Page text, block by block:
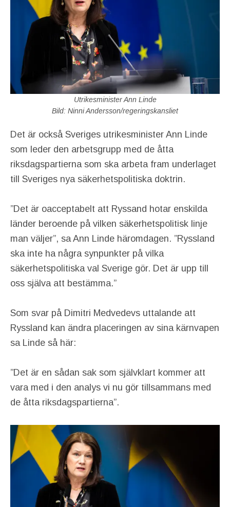
Utrikesminister Ann Linde
Bild: Ninni Andersson/regeringskansliet
Det är också Sveriges utrikesminister Ann Linde
som leder den arbetsgrupp med de åtta
riksdagspartierna som ska arbeta fram underlaget
till Sveriges nya säkerhetspolitiska doktrin.
”Det är oacceptabelt att Ryssand hotar enskilda
länder beroende på vilken säkerhetspolitisk linje
man väljer”, sa Ann Linde häromdagen. ”Ryssland
ska inte ha några synpunkter på vilka
säkerhetspolitiska val Sverige gör. Det är upp till
oss själva att bestämma.”
Som svar på Dimitri Medvedevs uttalande att
Ryssland kan ändra placeringen av sina kärnvapen
sa Linde så här:
”Det är en sådan sak som självklart kommer att
vara med i den analys vi nu gör tillsammans med
de åtta riksdagspartierna”.